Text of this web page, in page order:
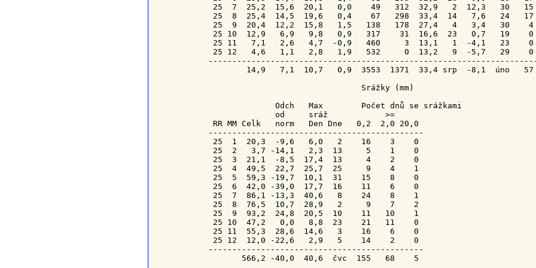
25  7  25,2  15,6  20,1   0,0    49   312  32,9   2  12,3   30
25  8  25,4  14,5  19,6   0,4    67   298  33,4  14   7,6   24
25  9  20,4  12,2  15,8   1,5   138   178  27,4   4   3,4   30
25 10  12,9   6,9   9,8   0,9   317    31  16,6  23   0,7   19
25 11   7,1   2,6   4,7  -0,9   460     3  13,1   1  -4,1   23
25 12   4,6   1,1   2,8   1,9   532     0  13,2   9  -5,7   29
14,9   7,1  10,7   0,9  3553  1371  33,4 srp  -8,1  úno
                                Srážky (mm)
Odch
   Max        Počet dnů se srážkami
              od
sráž
            >=
RR MM Celk   norm   Den Dne
  0,2  2,0 20,0
---------------------------------------------
25  1  20,3  -9,6   6,0   2    16    3    0
25  2   3,7 -14,1   2,3  13     5    1    0
25  3  21,1  -8,5  17,4  13     4    2    0
25  4  49,5  22,7  25,7  25     9    4    1
25  5  59,3 -19,7  10,1  31    15    8    0
25  6  42,0 -39,0  17,7  16    11    6    0
25  7  86,1 -13,3  40,6   8    24    8    1
25  8  76,5  10,7  28,9   2     9    7    2
25  9  93,2  24,8  20,5  10    11   10    1
25 10  47,2   0,0   8,8  23    21   11    0
25 11  55,3  28,6  14,6   3    16    6    0
25 12  12,0 -22,6   2,9   5    14    2    0
---------------------------------------------
       566,2 -40,0  40,6  čvc  155   68    5